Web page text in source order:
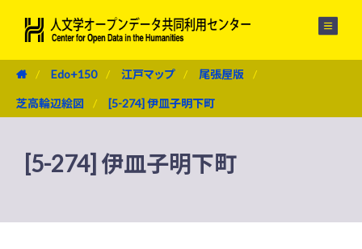
Edo+150 江戸マップ 尾張屋版
芝高輪辺絵図 [5-274] 伊皿子明下町
[5-274] 伊皿子明下町